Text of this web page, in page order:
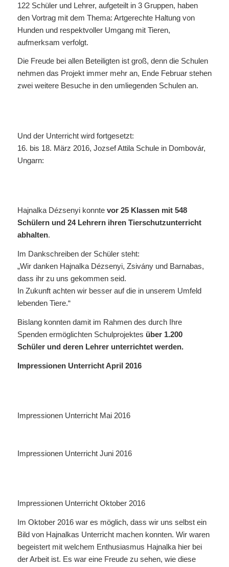
122 Schüler und Lehrer, aufgeteilt in 3 Gruppen, haben
den Vortrag mit dem Thema: Artgerechte Haltung von
Hunden und respektvoller Umgang mit Tieren,
aufmerksam verfolgt.
Die Freude bei allen Beteiligten ist groß, denn die Schulen
nehmen das Projekt immer mehr an, Ende Februar stehen
zwei weitere Besuche in den umliegenden Schulen an.
Und der Unterricht wird fortgesetzt:
16. bis 18. März 2016, Jozsef Attila Schule in Dombovár,
Ungarn:
Hajnalka Dézsenyi konnte vor 25 Klassen mit 548
Schülern und 24 Lehrern ihren Tierschutzunterricht
abhalten.
Im Dankschreiben der Schüler steht:
„Wir danken Hajnalka Dézsenyi, Zsivány und Barnabas,
dass ihr zu uns gekommen seid.
In Zukunft achten wir besser auf die in unserem Umfeld
lebenden Tiere.“
Bislang konnten damit im Rahmen des durch Ihre
Spenden ermöglichten Schulprojektes über 1.200
Schüler und deren Lehrer unterrichtet werden.
Impressionen Unterricht April 2016
Impressionen Unterricht Mai 2016
Impressionen Unterricht Juni 2016
Impressionen Unterricht Oktober 2016
Im Oktober 2016 war es möglich, dass wir uns selbst ein
Bild von Hajnalkas Unterricht machen konnten. Wir waren
begeistert mit welchem Enthusiasmus Hajnalka hier bei
der Arbeit ist. Es war eine Freude zu sehen, wie diese